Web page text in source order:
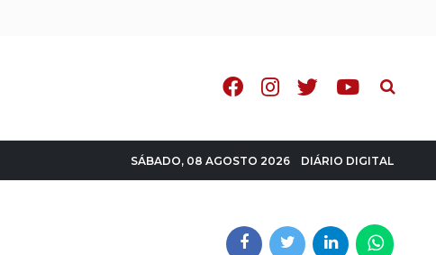
Pesquisa
SÁBADO, 08 AGOSTO 2026 DIÁRIO DIGITAL